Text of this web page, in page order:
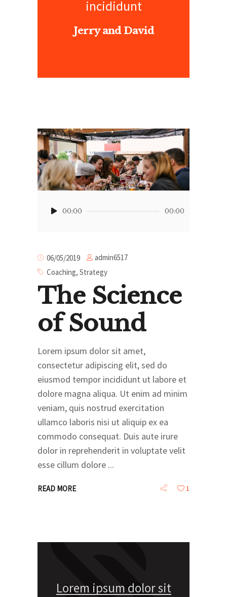
incididunt
Jerry and David
audio
00:00 00:00
06/05/2019
admin6517
Coaching, Strategy
The Science
of Sound
Lorem ipsum dolor sit amet,
consectetur adipiscing elit, sed do
eiusmod tempor incididunt ut labore et
dolore magna aliqua. Ut enim ad minim
veniam, quis nostrud exercitation
ullamco laboris nisi ut aliquip ex ea
commodo consequat. Duis aute irure
dolor in reprehenderit in voluptate velit
esse cillum dolore
READ MORE 1
Lorem ipsum dolor sit